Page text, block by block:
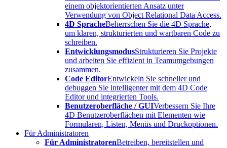
einem objektorientierten Ansatz unter
Verwendung von Object Relational Data Access.
4D SpracheBeherrschen Sie die 4D Sprache,
um klaren, strukturierten und wartbaren Code zu
schreiben.
EntwicklungsmodusStrukturieren Sie Projekte
und arbeiten Sie effizient in Teamumgebungen
zusammen.
Code EditorEntwickeln Sie schneller und
debuggen Sie intelligenter mit dem 4D Code
Editor und integrierten Tools.
Benutzeroberfläche / GUIVerbessern Sie Ihre
4D Benutzeroberflächen mit Elementen wie
Formularen, Listen, Menüs und Druckoptionen.
Für Administratoren
Für AdministratorenBetreiben, bereitstellen und